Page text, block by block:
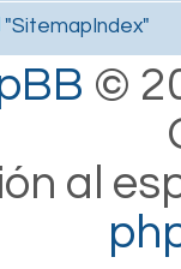
"SitemapIndex"
©
al